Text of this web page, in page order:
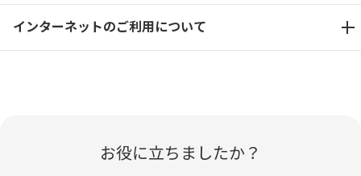
インターネットのご利用について
お役に立ちましたか？